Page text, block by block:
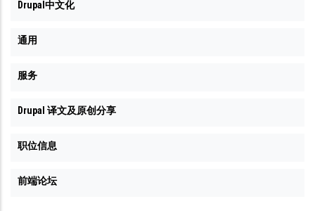
Drupal中文化
通用
服务
Drupal 译文及原创分享
职位信息
前端论坛